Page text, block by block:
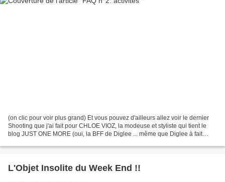
(on clic pour voir plus grand) Et vous pouvez d'ailleurs allez voir le dernier
Shooting que j'ai fait pour CHLOE VIOZ, la modeuse et styliste qui tient le
blog JUST ONE MORE (oui, la BFF de Diglee ... même que Diglee à fait
L'Objet Insolite du Week End !!